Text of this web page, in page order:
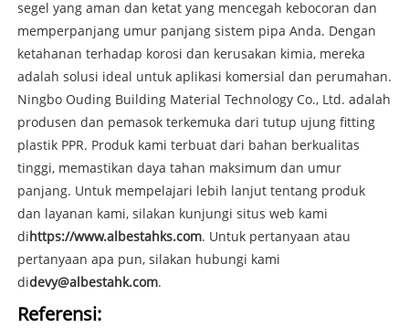
segel yang aman dan ketat yang mencegah kebocoran dan
memperpanjang umur panjang sistem pipa Anda. Dengan
ketahanan terhadap korosi dan kerusakan kimia, mereka
adalah solusi ideal untuk aplikasi komersial dan perumahan.
Ningbo Ouding Building Material Technology Co., Ltd. adalah
produsen dan pemasok terkemuka dari tutup ujung fitting
plastik PPR. Produk kami terbuat dari bahan berkualitas
tinggi, memastikan daya tahan maksimum dan umur
panjang. Untuk mempelajari lebih lanjut tentang produk
dan layanan kami, silakan kunjungi situs web kami
dihttps://www.albestahks.com. Untuk pertanyaan atau
pertanyaan apa pun, silakan hubungi kami
didevy@albestahk.com.
Referensi: